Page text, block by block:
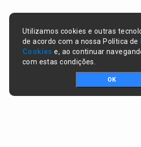
Utilizamos cookies e outras
de acordo com a nossa Política de
Cookies e, ao continuar
com estas condições.
OK